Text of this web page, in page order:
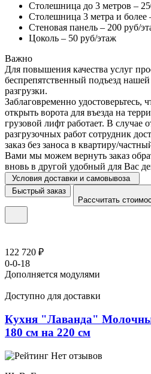
Столешница до 3 метров –
Столешница 3 метра и более
Стеновая панель – 200 руб/
Цоколь – 50 руб/этаж
Важно
Для повышения качества услуг
беспрепятственный подъезд
разгрузки.
Заблаговременно удостоверьтесь,
открыть ворота для въезда на
грузовой лифт работает. В случае
разгрузочных работ сотрудник
заказ без заноса в квартиру/
Вами мы можем вернуть заказ
вновь в другой удобный для Вас
Условия доставки и самовывоза
Быстрый заказ
Рассчитать
122 720 ₽
0-0-18
Дополняется модулями
Доступно для доставки
Кухня "Лаванда"
180 см на 220 см
Нет отзывов